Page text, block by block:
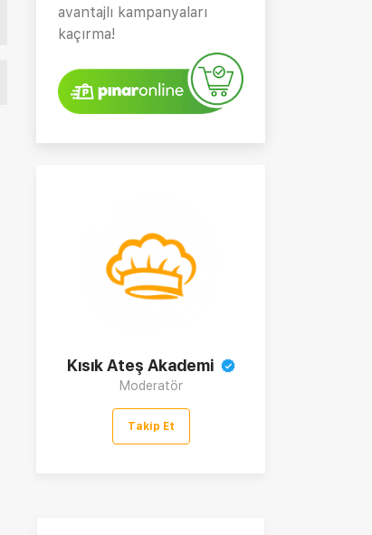
avantajlı kampanyaları
kaçırma!
Kısık Ateş Akademi
Moderatör
Takip Et